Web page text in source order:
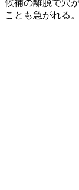
候補の離脱で穴
ことも急がれる。